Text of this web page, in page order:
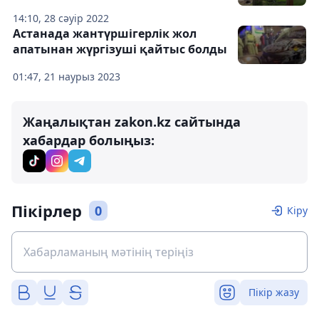
14:10, 28 сәуір 2022
01:47, 21 наурыз 2023
Астанада жантүршігерлік жол
апатынан жүргізуші қайтыс болды
Жаңалықтан zakon.kz сайтында
хабардар болыңыз:
Пікірлер 0 Кіру
Пікір жазу